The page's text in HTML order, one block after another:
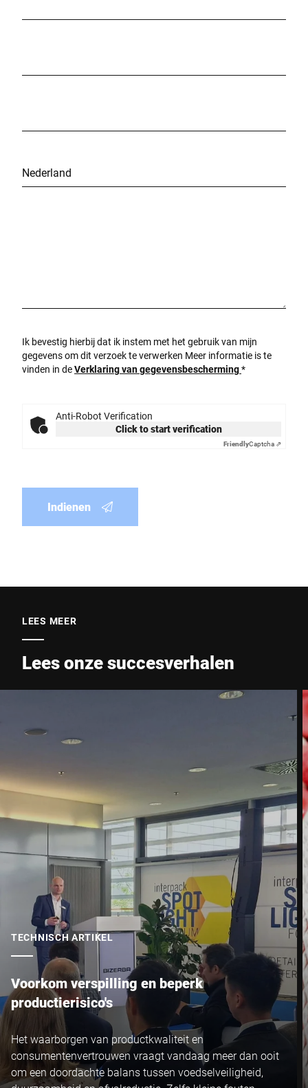
Ik bevestig hierbij dat ik instem met het gebruik van mijn
gegevens om dit verzoek te verwerken Meer informatie is te
vinden in deVerklaring van gegevensbescherming*
Anti-Robot Verification
Click to start verification
FriendlyCaptcha ⇗
Indienen
LEES MEER
Lees onze succesverhalen
TECHNISCH ARTIKEL
Voorkom verspilling en beperk
productierisico's
Het waarborgen van productkwaliteit en
consumentenvertrouwen vraagt vandaag meer dan ooit
om een doordachte balans tussen voedselveiligheid,